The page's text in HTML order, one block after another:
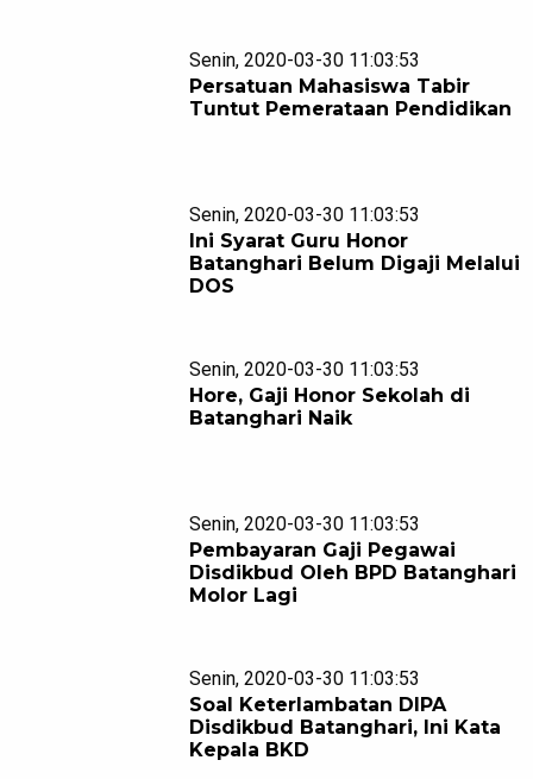
Senin, 2020-03-30 11:03:53
Persatuan Mahasiswa Tabir
Tuntut Pemerataan Pendidikan
Senin, 2020-03-30 11:03:53
Ini Syarat Guru Honor
Batanghari Belum Digaji Melalui
DOS
Senin, 2020-03-30 11:03:53
Hore, Gaji Honor Sekolah di
Batanghari Naik
Senin, 2020-03-30 11:03:53
Pembayaran Gaji Pegawai
Disdikbud Oleh BPD Batanghari
Molor Lagi
Senin, 2020-03-30 11:03:53
Soal Keterlambatan DIPA
Disdikbud Batanghari, Ini Kata
Kepala BKD